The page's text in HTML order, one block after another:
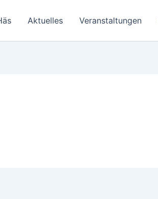
Aktuelles Veranstaltungen